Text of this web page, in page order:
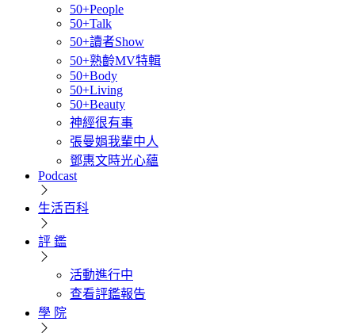
50+People
50+Talk
50+讀者Show
50+熟齡MV特輯
50+Body
50+Living
50+Beauty
神經很有事
張曼娟我輩中人
鄧惠文時光心蘊
Podcast
生活百科
評 鑑
活動進行中
查看評鑑報告
學 院